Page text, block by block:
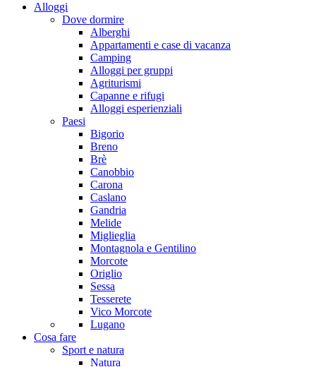
Alloggi
Dove dormire
Alberghi
Appartamenti e case di vacanza
Camping
Alloggi per gruppi
Agriturismi
Capanne e rifugi
Alloggi esperienziali
Paesi
Bigorio
Breno
Brè
Canobbio
Carona
Caslano
Gandria
Melide
Miglieglia
Montagnola e Gentilino
Morcote
Origlio
Sessa
Tesserete
Vico Morcote
Lugano
Cosa fare
Sport e natura
Natura